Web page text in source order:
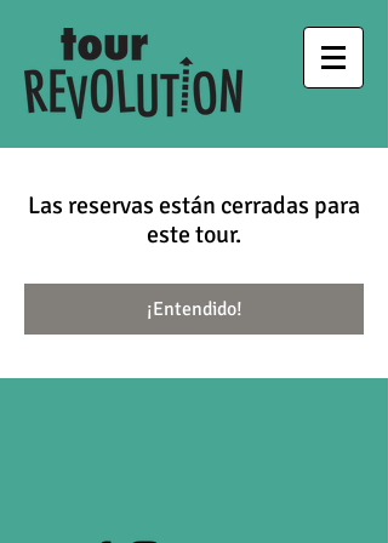
Las reservas están cerradas para
este tour.
¡Entendido!